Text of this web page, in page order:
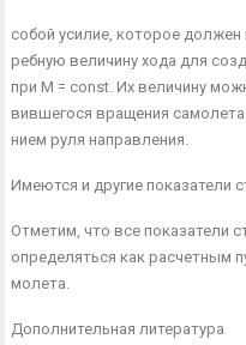
собой усилие, которое
ребную величину хода для
при М = const. Их величину
вившегося вращения
нием руля направления.
Имеются и другие показатели
Отметим, что все показатели
определяться как расчетным
молета.
Дополнительная литература